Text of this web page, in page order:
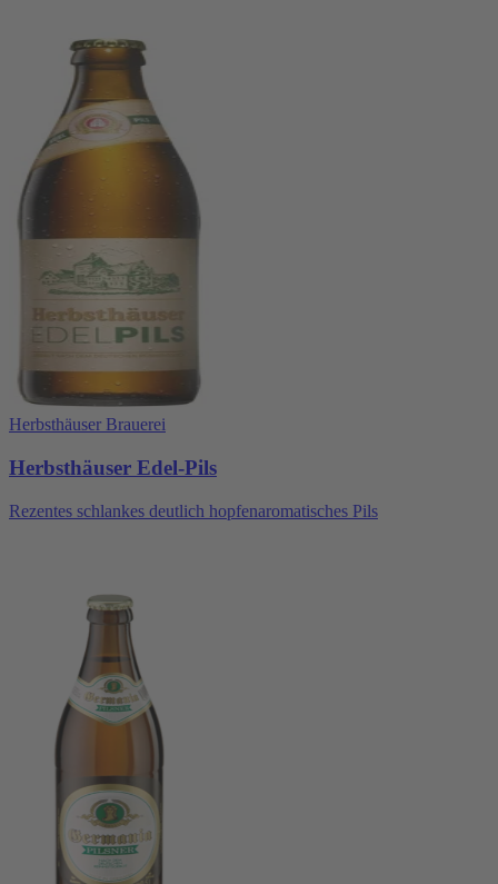
Herbsthäuser Brauerei
Herbsthäuser Edel-Pils
Rezentes schlankes deutlich hopfenaromatisches Pils